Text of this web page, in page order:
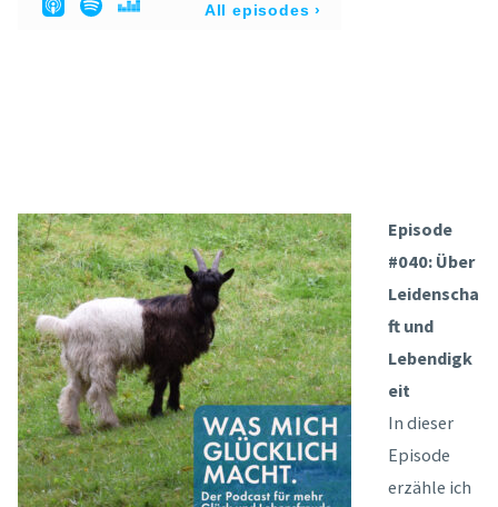
Episode
#040: Über
Leidenscha
ft und
Lebendigk
eit
In dieser
Episode
erzähle ich